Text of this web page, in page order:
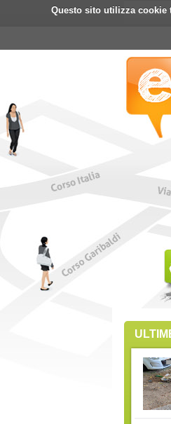
Questo sito utilizza cookie
Home